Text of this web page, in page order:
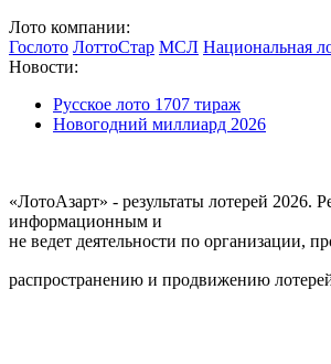
Лото компании:
Гослото ЛоттоСтар МСЛ Национальная
Новости:
Русское лото 1707 тираж
Новогодний миллиард 2026
«ЛотоАзарт» - результаты лотерей 2026.
информационным и
не ведет деятельности по организации,
распространению и продвижению